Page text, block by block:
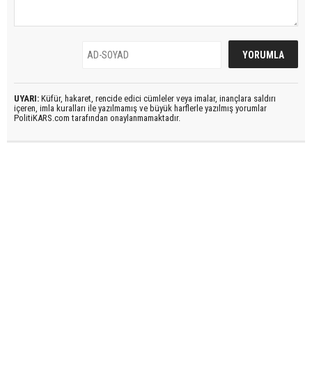
UYARI: Küfür, hakaret, rencide edici cümleler veya imalar, inançlara saldırı
içeren, imla kuralları ile yazılmamış ve büyük harflerle yazılmış yorumlar
PolitiKARS.com tarafından onaylanmamaktadır.